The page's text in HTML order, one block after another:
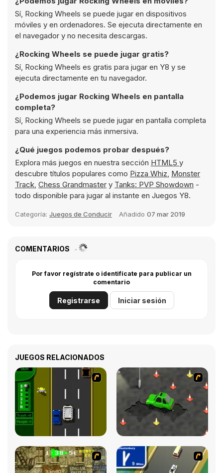
Sí, Rocking Wheels se puede jugar en dispositivos
móviles y en ordenadores. Se ejecuta directamente en
el navegador y no necesita descargas.
¿Rocking Wheels se puede jugar gratis?
Sí, Rocking Wheels es gratis para jugar en Y8 y se
ejecuta directamente en tu navegador.
¿Podemos jugar Rocking Wheels en pantalla
completa?
Sí, Rocking Wheels se puede jugar en pantalla completa
para una experiencia más inmersiva.
¿Qué juegos podemos probar después?
Explora más juegos en nuestra sección HTML5 y
descubre títulos populares como Pizza Whiz, Monster
Track, Chess Grandmaster y Tanks: PVP Showdown -
todo disponible para jugar al instante en Juegos Y8.
Categoría: Juegos de Conducir Añadido 07 mar 2019
COMENTARIOS
Por favor regístrate o identifícate para publicar un
comentario
Registrarse Iniciar sesión
JUEGOS RELACIONADOS